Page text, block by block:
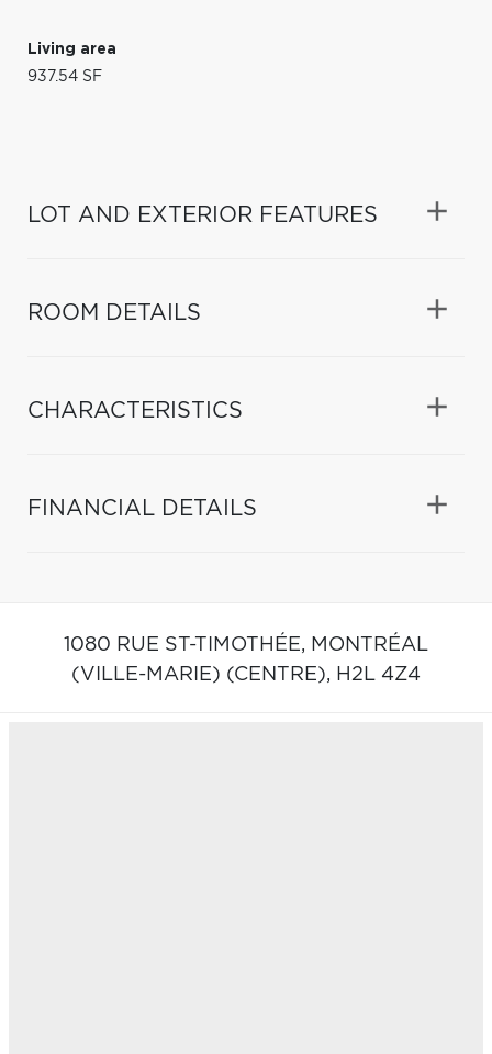
Living area
937.54 SF
LOT AND EXTERIOR FEATURES
ROOM DETAILS
CHARACTERISTICS
FINANCIAL DETAILS
1080 RUE ST-TIMOTHÉE, MONTRÉAL
(VILLE-MARIE) (CENTRE), H2L 4Z4